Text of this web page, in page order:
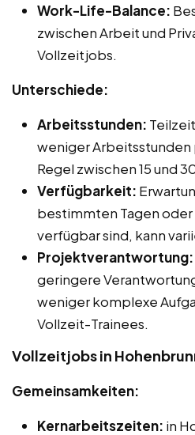
Work-Life-Balance:
zwischen Arbeit und
Vollzeitjobs.
Unterschiede:
Arbeitsstunden:
weniger Arbeitsstunden
Regel zwischen 15 und
Verfügbarkeit:
bestimmten Tagen
verfügbar sind, kann
Projektverantwortung:
geringere
weniger komplexe
Vollzeit-Trainees.
Vollzeitjobs in
Gemeinsamkeiten:
Kernarbeitszeiten: in